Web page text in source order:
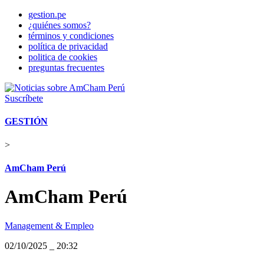
gestion.pe
¿quiénes somos?
términos y condiciones
política de privacidad
politica de cookies
preguntas frecuentes
Suscríbete
GESTIÓN
>
AmCham Perú
AmCham Perú
Management & Empleo
02/10/2025
20:32